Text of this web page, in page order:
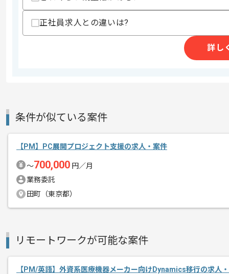
上記に似た経験やスキルをお持ちであれば申
エージェントからのコ
レバテックでの実績がある企業の案件で
新しいアイディアや技術を積極的に導入
スキルアップされたい方、長期的に参
正社員求人との違いは?
詳し
条件が似ている案件
【PM】PC展開プロジェクト支援の求人・案件
〜700,000 円／月
業務委託
田町（東京都）
リモートワークが可能な案件
【PM/英語】外資系医療機器メーカー向けDynamics移行の求人